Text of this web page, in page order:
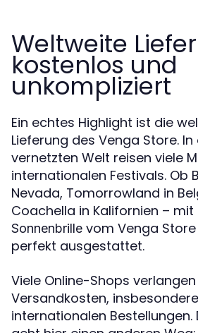
Weltweite
kostenlos und
unkompliziert
Ein echtes Highlight ist die
Lieferung des Venga Store.
vernetzten Welt reisen viele
internationalen Festivals. Ob
Nevada, Tomorrowland in
Coachella in Kalifornien – mit
Sonnenbrille vom Venga
perfekt ausgestattet.
Viele Online-Shops
Versandkosten,
internationalen Bestellungen.